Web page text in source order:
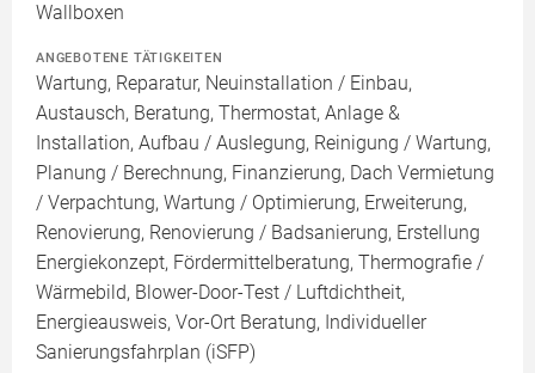
Wallboxen
ANGEBOTENE TÄTIGKEITEN
Wartung, Reparatur, Neuinstallation / Einbau,
Austausch, Beratung, Thermostat, Anlage &
Installation, Aufbau / Auslegung, Reinigung / Wartung,
Planung / Berechnung, Finanzierung, Dach Vermietung
/ Verpachtung, Wartung / Optimierung, Erweiterung,
Renovierung, Renovierung / Badsanierung, Erstellung
Energiekonzept, Fördermittelberatung, Thermografie /
Wärmebild, Blower-Door-Test / Luftdichtheit,
Energieausweis, Vor-Ort Beratung, Individueller
Sanierungsfahrplan (iSFP)